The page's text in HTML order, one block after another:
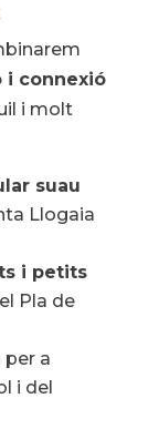
i connexió
i molt
suau
Llogaia
i petits
Pla de
per a
i del